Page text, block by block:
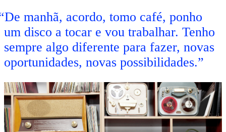
De manhã, acordo, tomo café, ponho
um disco a tocar e vou trabalhar. Tenho
sempre algo diferente para fazer, novas
oportunidades, novas possibilidades.